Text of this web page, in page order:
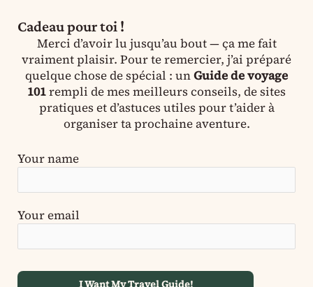
Cadeau pour toi !
Merci d’avoir lu jusqu’au bout — ça me fait
vraiment plaisir. Pour te remercier, j’ai préparé
quelque chose de spécial : unGuide de voyage
101rempli de mes meilleurs conseils, de sites
pratiques et d’astuces utiles pour t’aider à
organiser ta prochaine aventure.
Your name
Your email